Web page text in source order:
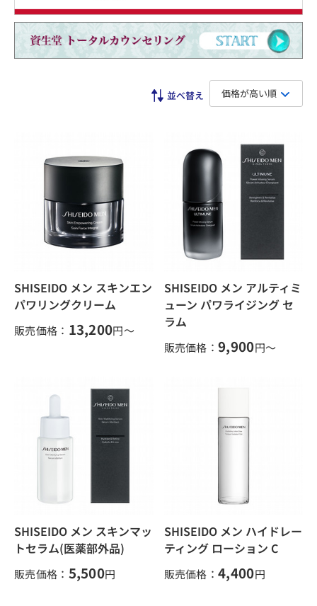
価格が高い順
SHISEIDO メン スキンエン
パワリングクリーム
販売価格： 13,200円～
SHISEIDO メン アルティミ
ューン パワライジング セ
ラム
販売価格： 9,900円～
SHISEIDO メン スキンマッ
トセラム(医薬部外品)
販売価格： 5,500円
SHISEIDO メン ハイドレー
ティング ローション C
販売価格： 4,400円